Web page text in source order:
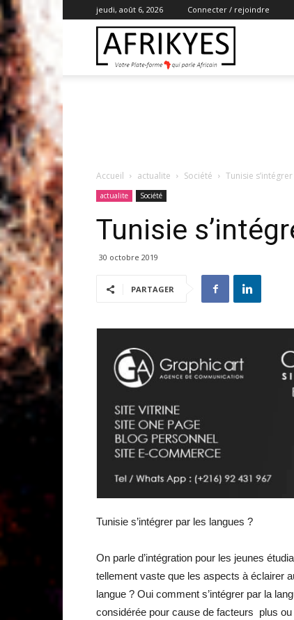
jeudi, août 6, 2026 Connecter / rejoindre
Accueil actualite Société Tunisie
actualite Société
Tunisie
30 octobre 2019
PARTAGER
Tunisie s’intégrer par les langues ?
On parle d’intégration pour les jeunes
tellement vaste que les aspects à éclairer
langue ? Oui comment s’intégrer par la
considérée pour cause de facteurs plus